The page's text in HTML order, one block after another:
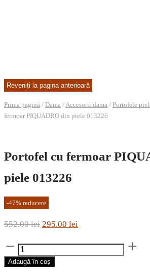
Prima pagină / Dama /Accesorii dama / Portofele
fermoar PIQUADRO din piele 013226
Portofel cu fermoar
piele 013226
-47% reducere
552.00lei Prețul
fost:
295.00 lei
Cantitate
Portofel
cu
Adaugă în coș